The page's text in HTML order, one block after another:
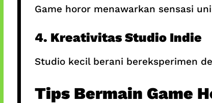
Game horor menawarkan sensasi
4. Kreativitas Studio Indie
Studio kecil berani bereksperimen
Tips Bermain Game